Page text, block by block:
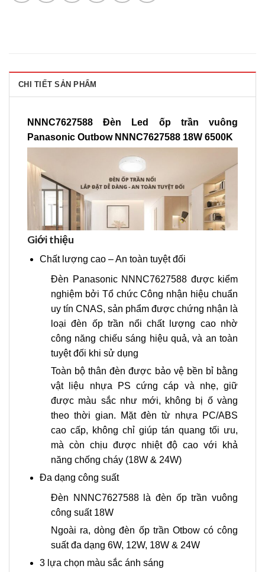
CHI TIẾT SẢN PHẨM
NNNC7627588 Đèn Led ốp trần vuông
Panasonic Outbow NNNC7627588 18W 6500K
Giới thiệu
Chất lượng cao – An toàn tuyệt đối
Đèn Panasonic NNNC7627588 được kiểm
nghiệm bởi Tổ chức Công nhận hiệu chuẩn
uy tín CNAS, sản phẩm được chứng nhận là
loại đèn ốp trần nổi chất lượng cao nhờ
công năng chiếu sáng hiệu quả, và an toàn
tuyệt đối khi sử dụng
Toàn bộ thân đèn được bảo vệ bền bỉ bằng
vật liệu nhựa PS cứng cáp và nhẹ, giữ
được màu sắc như mới, không bị ố vàng
theo thời gian. Mặt đèn từ nhựa PC/ABS
cao cấp, không chỉ giúp tán quang tối ưu,
mà còn chịu được nhiệt độ cao với khả
năng chống cháy (18W & 24W)
Đa dạng công suất
Đèn NNNC7627588 là đèn ốp trần vuông
công suất 18W
Ngoài ra, dòng đèn ốp trần Otbow có công
suất đa dạng 6W, 12W, 18W & 24W
3 lựa chọn màu sắc ánh sáng